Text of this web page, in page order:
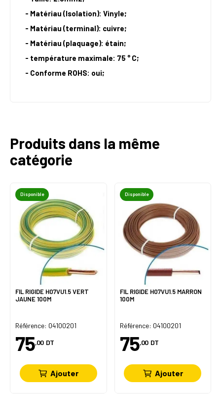
- Matériau (Isolation): Vinyle;
- Matériau (terminal): cuivre;
- Matériau (plaquage): étain;
- température maximale: 75 ° C;
- Conforme ROHS: oui;
Produits dans la même
catégorie
Disponible
FIL RIGIDE H07VU1.5 VERT
JAUNE 100M
Référence: 04100201
75,00 DT
Ajouter
Disponible
FIL RIGIDE H07VU1.5 MARRON
100M
Référence: 04100201
75,00 DT
Ajouter